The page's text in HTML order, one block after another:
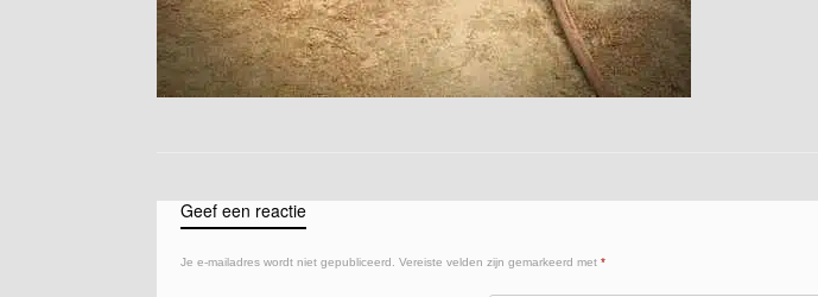
Geef een reactie
Je e-mailadres wordt niet gepubliceerd. Vereiste velden zijn gemarkeerd met *